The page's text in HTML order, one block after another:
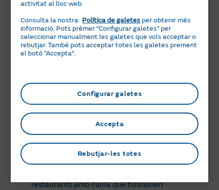
l’ús del rentaplats industrial o cambres
frigorífiques durant elsperíodes P5-P6
(tardes/nits i caps de setmana).
Peatge 6.1TD: Grans restaurants (>1 kV)
Per a qui és?
Aquest peatge és adequat per a
connectats a alta tensiói amb demandes
restaurants amb cuina que funcionen
activitat al lloc web.
Consulta la nostra Política de galetes per obtenir més
informació. Pots prémer “Configurar galetes” per
seleccionar manualment les galetes que vols acceptar o
rebutjar. També pots acceptar totes les galetes prement
el botó “Accepta”.
Configurar galetes
Rebutjar-les totes
Accepta